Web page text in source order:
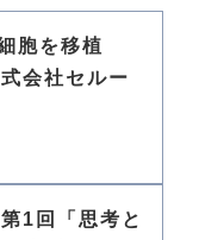
胞を移植
会社セルー
1回「思考と